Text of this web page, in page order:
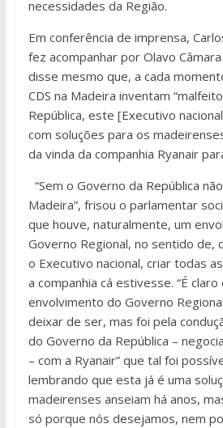
necessidades da Região.
Em conferência de imprensa,
fez acompanhar por Olavo
disse mesmo que, a cada
CDS na Madeira inventam
República, este [Executivo
com soluções para os
da vinda da companhia Ryanair
“Sem o Governo da República
Madeira”, frisou o parlamentar
que houve, naturalmente, um
Governo Regional, no sentido de,
o Executivo nacional, criar todas
a companhia cá estivesse. “É
envolvimento do Governo
deixar de ser, mas foi pela
do Governo da República –
– com a Ryanair” que tal foi
lembrando que esta já é uma
madeirenses anseiam há anos,
só porque nós desejamos, nem